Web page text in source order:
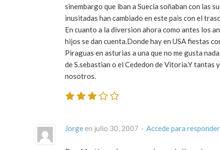
sinembargo que iban a Suecia soñaban con las
inusitadas han cambiado en este pais con el
En cuanto a la diversion ahora como antes los
hijos se dan cuenta.Donde hay en USA fiestas
Piraguas en asturias a una que no me gusta
de S.sebastian o el Cededon de Vitoria.Y
nosotros.
Jorge en julio 30, 2007 · Accede para responder